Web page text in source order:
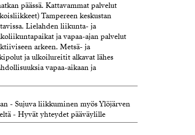
päässä. Kattavammat palvelut
Tampereen keskustan
Lielahden liikunta- ja
ja vapaa-ajan palvelut
arkeen. Metsä- ja
ja ulkoilureitit alkavat lähes
vapaa-aikaan ja
- Sujuva liikkuminen myös Ylöjärven
- Hyvät yhteydet pääväylille